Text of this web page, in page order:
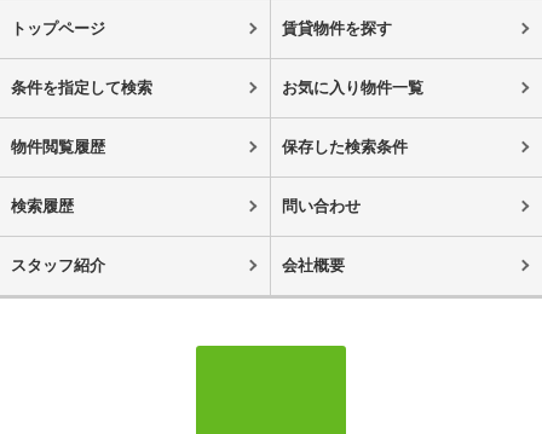
トップページ 賃貸物件を探す
条件を指定して検索 お気に入り物件一覧
物件閲覧履歴 保存した検索条件
検索履歴 問い合わせ
スタッフ紹介 会社概要